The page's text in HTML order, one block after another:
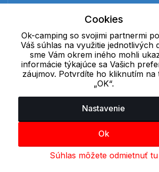
+421 277 270 091
Cookie - podrobné nastavenie| Ďalšie
Cookies
Ok-camping so svojimi partnermi
Váš súhlas na využitie jednotlivých
sme Vám okrem iného mohli
informácie týkajúce sa Vašich
záujmov. Potvrdíte ho kliknutím na
„OK“.
Nastavenie
Ok
Súhlas môžete odmietnuť tu